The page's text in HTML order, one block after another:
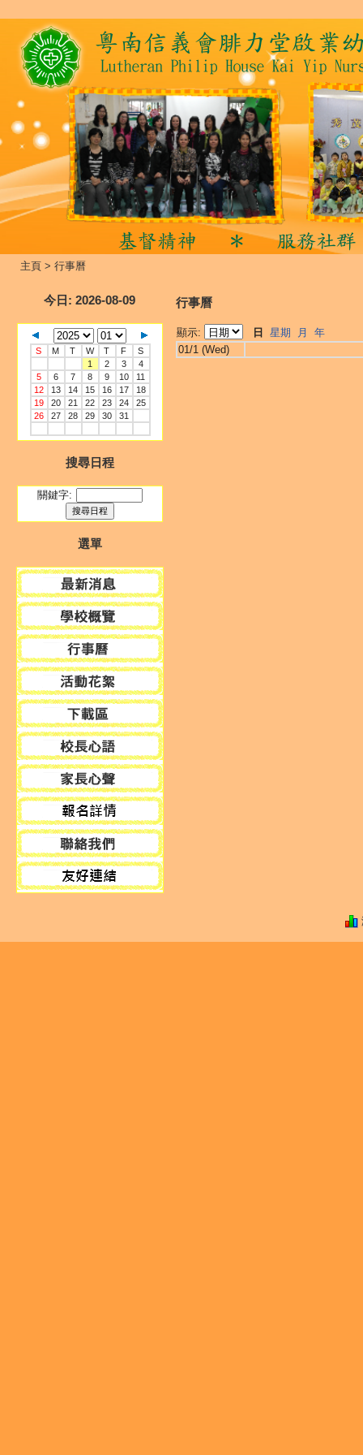
主頁 > 行事曆
今日 : 2026-08-09
S M T W T F
S
1
2 3
4
5
6 7 8 9 10
11
12
13 14 15 16 17
18
19
20 21 22 23 24
25
26
27 28 29 30 31
搜尋日程
關鍵字:
選單
行事曆
顯示: 日 星期 月
年
01/1 (Wed)